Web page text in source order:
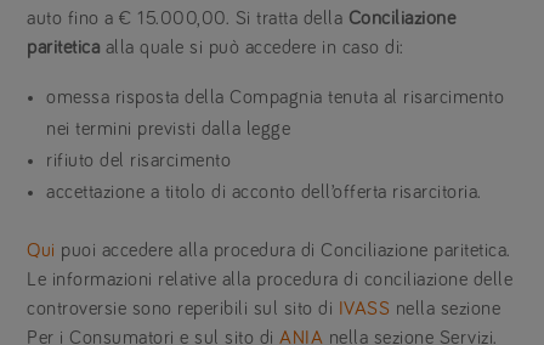
auto fino a € 15.000,00. Si tratta della Conciliazione
paritetica alla quale si può accedere in caso di:
omessa risposta della Compagnia tenuta al risarcimento
nei termini previsti dalla legge
rifiuto del risarcimento
accettazione a titolo di acconto dell’offerta risarcitoria.
Qui puoi accedere alla procedura di Conciliazione paritetica.
Le informazioni relative alla procedura di conciliazione delle
controversie sono reperibili sul sito di
IVASS nella sezione
Per i Consumatori e sul sito diANIA nella sezione Servizi.